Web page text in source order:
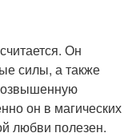
Он
силы, а также
он в магических
любви полезен.